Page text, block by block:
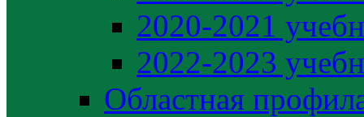
2020-2021
2022-2023
Областная